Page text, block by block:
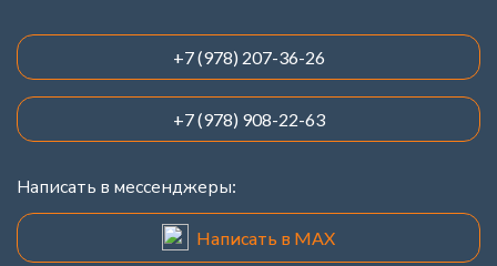
+7 (978) 207-36-26
+7 (978) 908-22-63
Написать в мессенджеры:
Написать в MAX